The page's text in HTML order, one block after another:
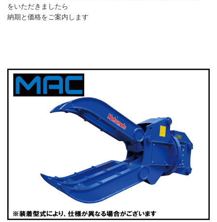
をいただきましたら
納期と価格をご案内します